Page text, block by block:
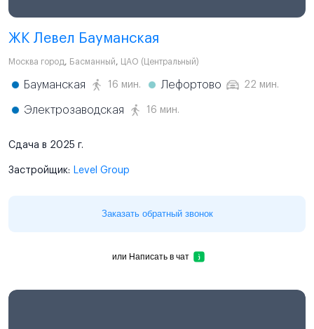
ЖК Левел Бауманская
Москва город, Басманный, ЦАО (Центральный)
Бауманская 16 мин. Лефортово 22 мин.
Электрозаводская 16 мин.
Сдача в 2025 г.
Застройщик: Level Group
Заказать обратный звонок
или Написать в чат